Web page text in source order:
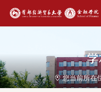
您当前所在